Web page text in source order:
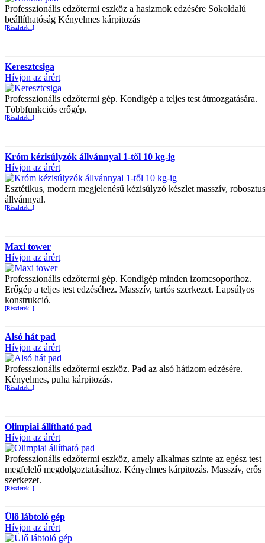
Professzionális edzőtermi eszköz a hasizmok edzésére Sokoldalú
beállíthatóság Kényelmes kárpitozás
[Részletek...]
Keresztcsiga
Hívjon az árért
Professzionális edzőtermi gép. Kondigép a teljes test átmozgatására.
Többfunkciós erőgép.
[Részletek...]
Króm kézisúlyzók állvánnyal 1-től 10 kg-ig
Hívjon az árért
Esztétikus, modern megjelenésű kézisúlyzó készlet masszív, robosztus
állvánnyal.
[Részletek...]
Maxi tower
Hívjon az árért
Professzionális edzőtermi gép. Kondigép minden izomcsoporthoz.
Erőgép a teljes test edzéséhez. Masszív, tartós szerkezet. Lapsúlyos
konstrukció.
[Részletek...]
Alsó hát pad
Hívjon az árért
Professzionális edzőtermi eszköz. Pad az alsó hátizom edzésére.
Kényelmes, puha kárpitozás.
[Részletek...]
Olimpiai állítható pad
Hívjon az árért
Professzionális edzőtermi eszköz, amely alkalmas szinte az egész test
megfelelő megdolgoztatásához. Kényelmes kárpitozás. Masszív, erős
szerkezet.
[Részletek...]
Ülő lábtoló gép
Hívjon az árért